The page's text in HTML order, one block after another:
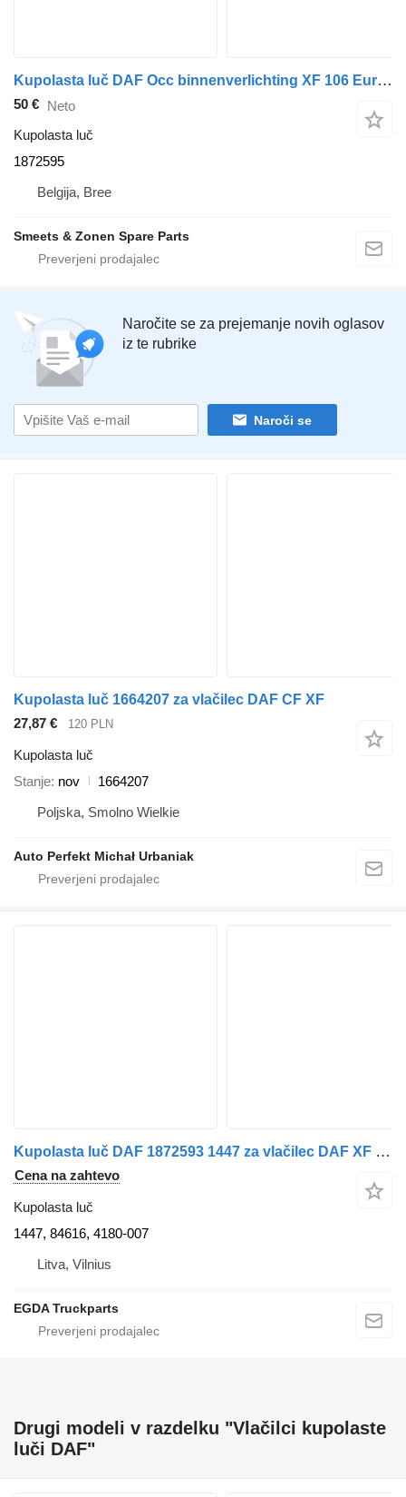
Kupolasta luč DAF Occ binnenverlichting XF 106 Euro 6 1872595 za vlačilec
50 € Neto
Kupolasta luč
1872595
Belgija, Bree
Smeets & Zonen Spare Parts
Naročite se za prejemanje novih oglasov
iz te rubrike
Naroči se
Kupolasta luč 1664207 za vlačilec DAF CF XF
27,87 €
120 PLN
Kupolasta luč
Stanje nov
1664207
Poljska, Smolno Wielkie
Auto Perfekt Michał Urbaniak
Kupolasta luč DAF 1872593 1447 za vlačilec DAF XF 106
Cena na zahtevo
Kupolasta luč
1447, 84616, 4180-007
Litva, Vilnius
EGDA Truckparts
Drugi modeli v razdelku "Vlačilci kupolaste
luči DAF"